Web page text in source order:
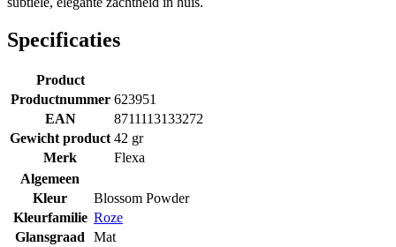
Specificaties
Product
Productnummer 623951
EAN
8711113133272
Gewicht product 42 gr
Merk
Flexa
Algemeen
Kleur
Blossom Powder
Kleurfamilie Roze
Glansgraad
Mat